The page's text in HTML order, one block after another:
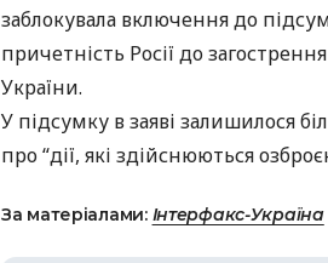
заблокувала включення до
причетність Росії до
України.
У підсумку в заяві залишилося
про “дії, які здійснюються
За матеріалами: Інтерфакс-Україна